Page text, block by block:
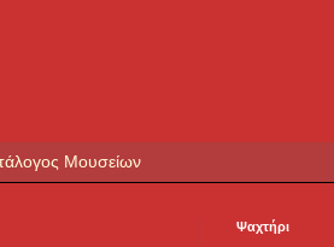
Μουσείων
Ψαχτήρι